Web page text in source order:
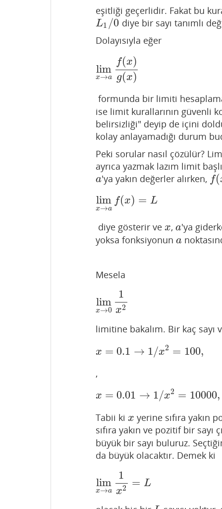
eşitliği geçerlidir. Fakat bu
L1 /0
L1/ 0
diye bir sayı tanımlı
Dolayısıyla eğer
lim
x→a
f(x)
g(x)
limx →af(x)
formunda bir limiti
ise limit kurallarının güvenli
belirsizliği" deyip de içini
kolay anlayamadığı durum
Peki sorular nasıl çözülür?
ayrıca yazmak lazım limit
a
a'ya yakın değerler alırken, f(
f(x)
lim
x→a
f(x) = L
lim x→af x)= L
diye gösterir ve x
x , a
a'ya
yoksa fonksiyonun a
a
Mesela
lim
x→0
1
x2
limx →0
limitine bakalım. Bir kaç sayı
x = 0.1 → 1/x2 = 100,
x=0.1→1 /x2=100
,
x = 0.01 → 1/x2 = 10000,
x =0.01 →1 /x2=
Tabii ki x
x yerine sıfıra yakın
sıfıra yakın ve pozitif bir sayı
büyük bir sayı buluruz.
da büyük olacaktır. Demek ki
lim
x→a
1
x2 = L
limx →a1x2 =L